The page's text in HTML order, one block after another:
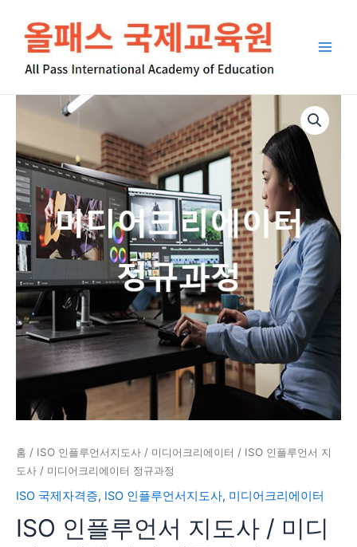
홈 / ISO 인플루언서지도사 / 미디어크리에이터 / ISO 인플루언서 지
도사 / 미디어크리에이터 정규과정
ISO 국제자격증, ISO 인플루언서지도사, 미디어크리에이터
ISO 인플루언서 지도사 / 미디
플
루
언
서
지
도
사
/
미
디
어
크
에
규
과
량